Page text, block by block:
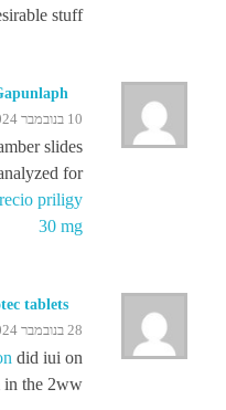
stuff
10 בנובמבר 2024 at 11:16
slides
for
priligy
30 mg
tablets
28 בנובמבר 2024 at 13:16
did iui on
in the 2ww